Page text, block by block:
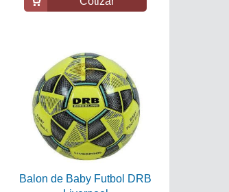
Balon de Baby Futbol DRB